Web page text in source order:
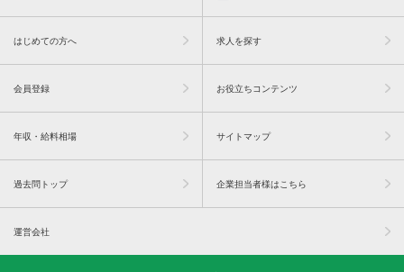
はじめての方へ 求人を探す
会員登録 お役立ちコンテンツ
年収・給料相場 サイトマップ
過去問トップ 企業担当者様はこちら
運営会社